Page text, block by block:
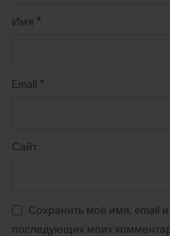
Имя *
Email *
Сайт
Сохранить моё имя, email
последующих моих